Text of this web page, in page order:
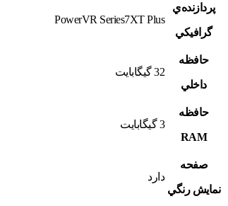
پردازنده‌ي
گرافيکي
PowerVR Series7XT Plus
حافظه
داخلي
32 گيگابايت
حافظه
RAM
3 گيگابايت
صفحه
نمايش رنگي
دارد